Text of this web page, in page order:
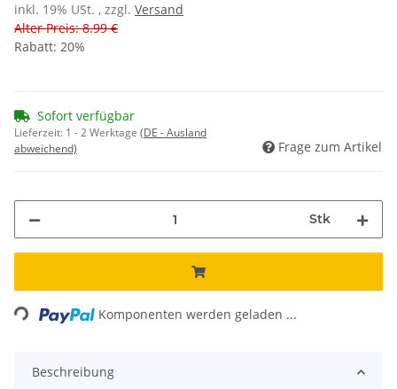
inkl. 19% USt. , zzgl. Versand
Alter Preis: 8.99 €
Rabatt: 20%
Sofort verfügbar
Lieferzeit: 1 - 2 Werktage (DE - Ausland
abweichend)
Frage zum Artikel
Stk
Loading... Komponenten werden geladen ...
Beschreibung